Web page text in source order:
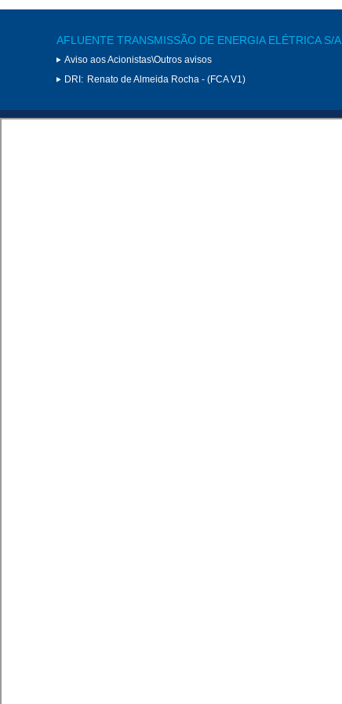
AFLUENTE TRANSMISSÃO DE ENERGIA ELÉTRICA S/A
Aviso aos Acionistas\Outros avisos
DRI: Renato de Almeida Rocha - (FCA V1)